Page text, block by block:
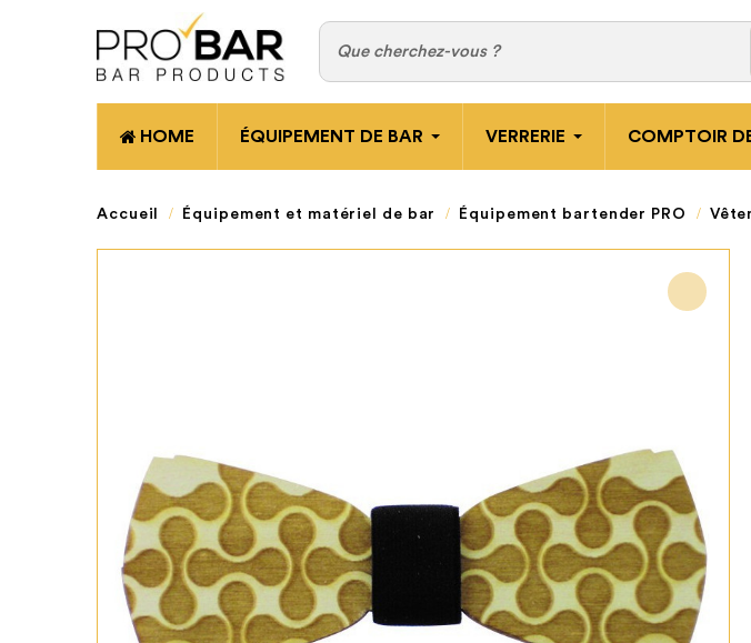
HOME ÉQUIPEMENT DE BAR VERRERIE COMPTOIR
Accueil Équipement et matériel de bar Équipement bartender PRO